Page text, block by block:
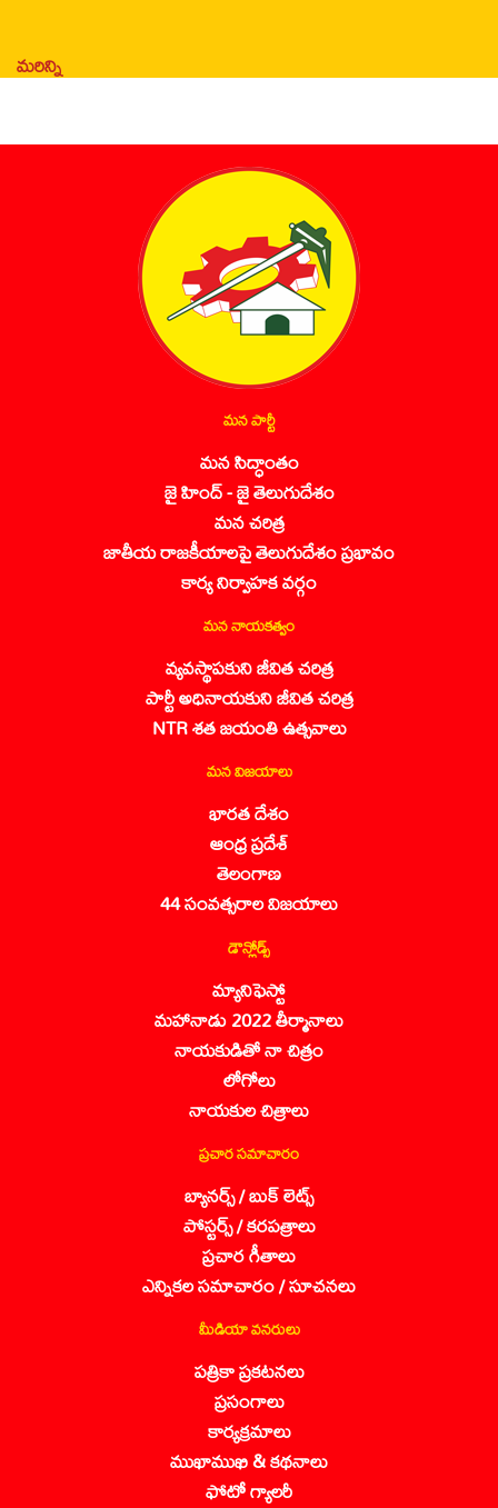
మరిన్ని
మన పార్టీ
మన సిద్ధాంతం
జై హింద్ - జై తెలుగుదేశం
మన చరిత్ర
జాతీయ రాజకీయాలపై తెలుగుదేశం ప్రభావం
కార్య నిర్వాహక వర్గం
మన నాయకత్వం
వ్యవస్థాపకుని జీవిత చరిత్ర
పార్టీ అధినాయకుని జీవిత చరిత్ర
NTR శత జయంతి ఉత్సవాలు
మన విజయాలు
భారత దేశం
ఆంధ్ర ప్రదేశ్
తెలంగాణ
44 సంవత్సరాల విజయాలు
డౌన్లోడ్స్
మ్యానిఫెస్టో
మహానాడు 2022 తీర్మానాలు
నాయకుడితో నా చిత్రం
లోగోలు
నాయకుల చిత్రాలు
ప్రచార సమాచారం
బ్యానర్స్ / బుక్ లెట్స్
పోస్టర్స్ / కరపత్రాలు
ప్రచార గీతాలు
ఎన్నికల సమాచారం / సూచనలు
మీడియా వనరులు
పత్రికా ప్రకటనలు
ప్రసంగాలు
కార్యక్రమాలు
ముఖాముఖి & కథనాలు
ఫోటో గ్యాలరీ